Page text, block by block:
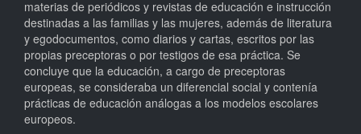
materias de periódicos y revistas de educación e instrucción
destinadas a las familias y las mujeres, además de literatura
y egodocumentos, como diarios y cartas, escritos por las
propias preceptoras o por testigos de esa práctica. Se
concluye que la educación, a cargo de preceptoras
europeas, se consideraba un diferencial social y contenía
prácticas de educación análogas a los modelos escolares
europeos.